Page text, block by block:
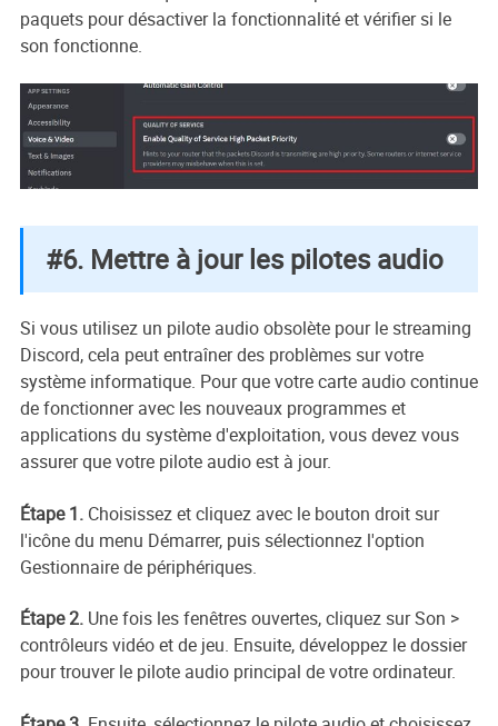
paquets pour désactiver la fonctionnalité et vérifier si le
son fonctionne.
#6. Mettre à jour les pilotes audio
Si vous utilisez un pilote audio obsolète pour le streaming
Discord, cela peut entraîner des problèmes sur votre
système informatique. Pour que votre carte audio continue
de fonctionner avec les nouveaux programmes et
applications du système d'exploitation, vous devez vous
assurer que votre pilote audio est à jour.
Étape 1.Choisissez et cliquez avec le bouton droit sur
l'icône du menu Démarrer, puis sélectionnez l'option
Gestionnaire de périphériques.
Étape 2.Une fois les fenêtres ouvertes, cliquez sur Son >
contrôleurs vidéo et de jeu. Ensuite, développez le dossier
pour trouver le pilote audio principal de votre ordinateur.